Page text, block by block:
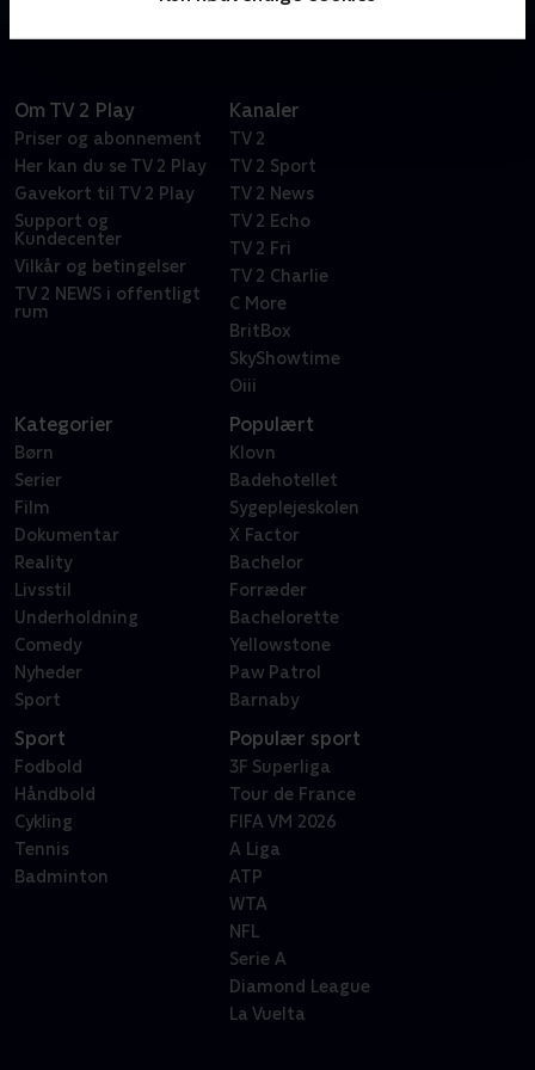
Om TV 2 Play
Priser og abonnement
Her kan du se TV 2 Play
Gavekort til TV 2 Play
Support og
Kundecenter
Vilkår og betingelser
TV 2 NEWS i offentligt
rum
Kanaler
TV 2
TV 2 Sport
TV 2 News
TV 2 Echo
TV 2 Fri
TV 2 Charlie
C More
BritBox
SkyShowtime
Oiii
Kategorier
Børn
Serier
Film
Dokumentar
Reality
Livsstil
Underholdning
Comedy
Nyheder
Sport
Populært
Klovn
Badehotellet
Sygeplejeskolen
X Factor
Bachelor
Forræder
Bachelorette
Yellowstone
Paw Patrol
Barnaby
Sport
Fodbold
Håndbold
Cykling
Tennis
Badminton
Populær sport
3F Superliga
Tour de France
FIFA VM 2026
A Liga
ATP
WTA
NFL
Serie A
Diamond League
La Vuelta